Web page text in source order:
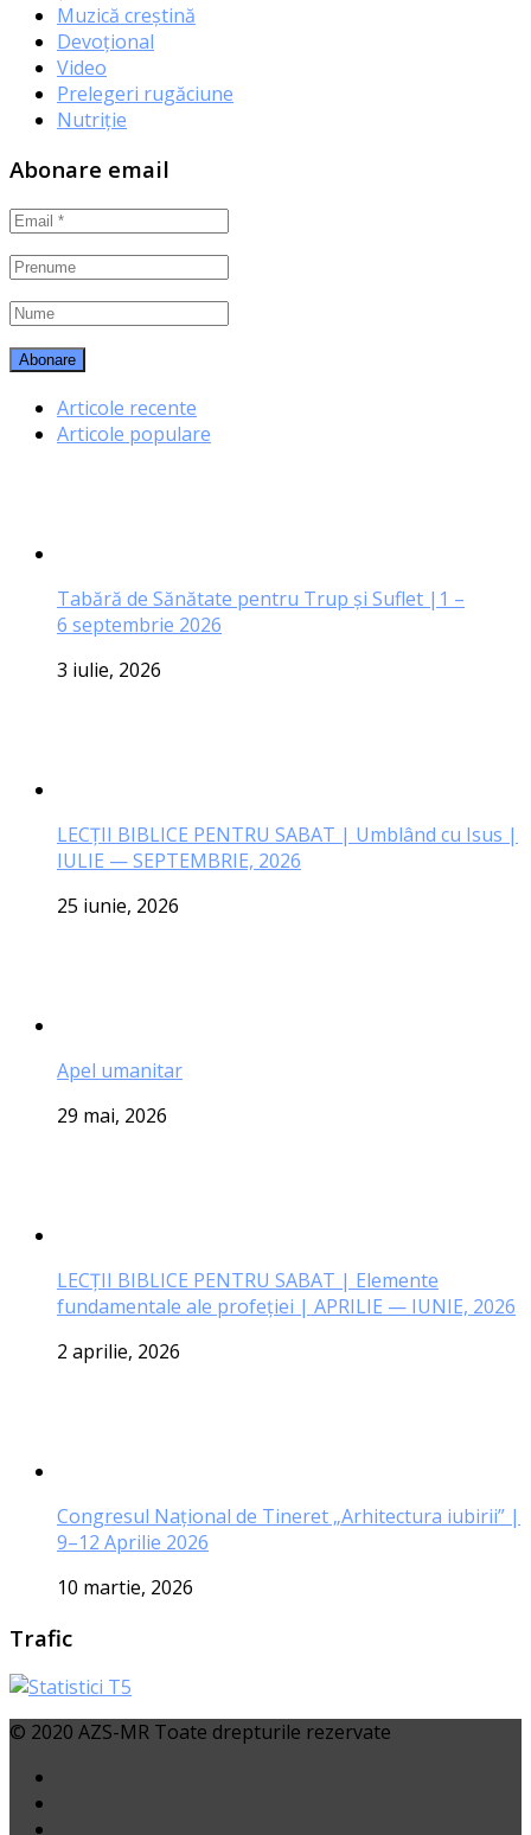
Muzică creștină
Devoțional
Video
Prelegeri rugăciune
Nutriție
Abonare email
Articole recente
Articole populare
Tabără de Sănătate pentru Trup și Suflet |1 –
6 septembrie 2026
3 iulie, 2026
LECŢII BIBLICE PENTRU SABAT | Umblând cu Isus |
IULIE — SEPTEMBRIE, 2026
25 iunie, 2026
Apel umanitar
29 mai, 2026
LECŢII BIBLICE PENTRU SABAT | Elemente
fundamentale ale profeției | APRILIE — IUNIE, 2026
2 aprilie, 2026
Congresul Național de Tineret „Arhitectura iubirii” |
9–12 Aprilie 2026
10 martie, 2026
Trafic
© 2020 AZS-MR Toate drepturile rezervate